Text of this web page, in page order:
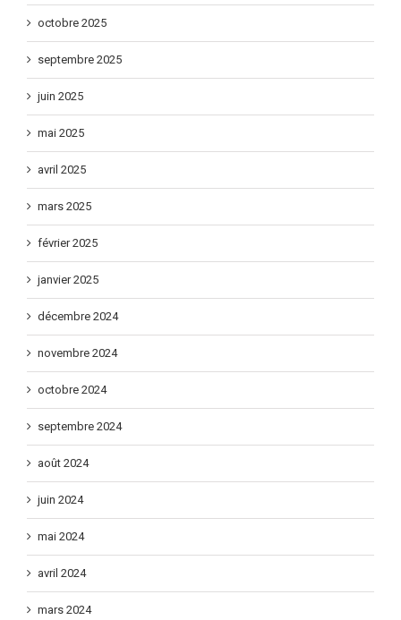
octobre 2025
septembre 2025
juin 2025
mai 2025
avril 2025
mars 2025
février 2025
janvier 2025
décembre 2024
novembre 2024
octobre 2024
septembre 2024
août 2024
juin 2024
mai 2024
avril 2024
mars 2024